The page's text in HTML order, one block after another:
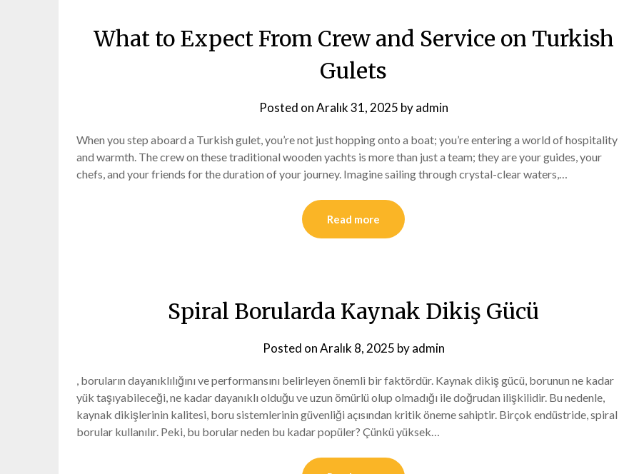
What to Expect From Crew and Service on Turkish
Gulets
Posted onAralık 31, 2025 byadmin
When you step aboard a Turkish gulet, you’re not just hopping onto a boat; you’re entering a world of hospitality
and warmth. The crew on these traditional wooden yachts is more than just a team; they are your guides, your
chefs, and your friends for the duration of your journey. Imagine sailing through crystal-clear waters,…
Read more
Spiral Borularda Kaynak Dikiş Gücü
Posted onAralık 8, 2025 byadmin
, boruların dayanıklılığını ve performansını belirleyen önemli bir faktördür. Kaynak dikiş gücü, borunun ne kadar
yük taşıyabileceği, ne kadar dayanıklı olduğu ve uzun ömürlü olup olmadığı ile doğrudan ilişkilidir. Bu nedenle,
kaynak dikişlerinin kalitesi, boru sistemlerinin güvenliği açısından kritik öneme sahiptir. Birçok endüstride, spiral
borular kullanılır. Peki, bu borular neden bu kadar popüler? Çünkü yüksek…